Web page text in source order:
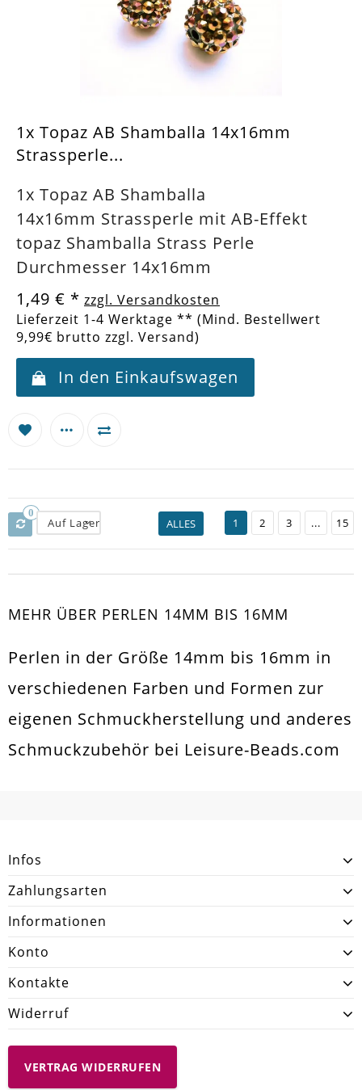
1x Topaz AB Shamballa 14x16mm
Strassperle...
1x Topaz AB Shamballa
14x16mm Strassperle mit AB-Effekt
topaz Shamballa Strass Perle
Durchmesser 14x16mm
1,49 € * zzgl. Versandkosten
Lieferzeit 1-4 Werktage ** (Mind. Bestellwert
9,99€ brutto zzgl. Versand)
In den Einkaufswagen
0
Auf Lager ALLES 1 2 3 ... 15
MEHR ÜBER PERLEN 14MM BIS 16MM
Perlen in der Größe 14mm bis 16mm in
verschiedenen Farben und Formen zur
eigenen Schmuckherstellung und anderes
Schmuckzubehör bei Leisure-Beads.com
Infos
Zahlungsarten
Informationen
Konto
Kontakte
Widerruf
VERTRAG WIDERRUFEN